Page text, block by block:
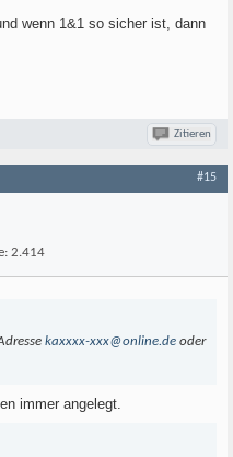
wenn 1&1 so sicher ist, dann
Zitieren
#15
2.414
kaxxxx-xxx@online.de oder
immer angelegt.